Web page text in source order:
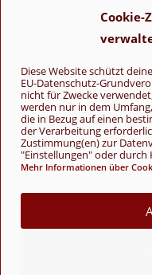
Cookie-
Diese Website schützt
EU-Datenschutz-
nicht für Zwecke
werden nur in dem
die in Bezug auf einen
der Verarbeitung
Zustimmung(en) zur
"Einstellungen" oder durch
Mehr Informationen über
Tencel
Yak
Folge uns
©